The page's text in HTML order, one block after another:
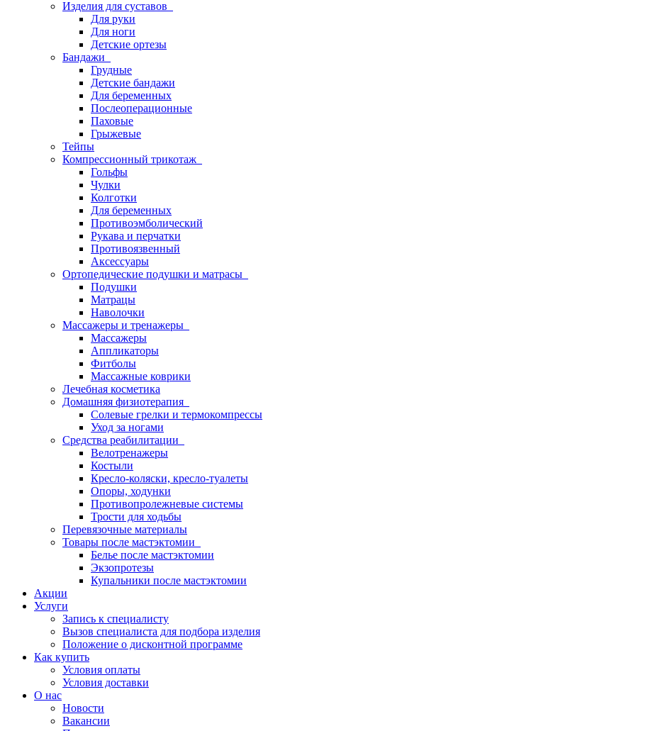
Изделия для суставов
Для руки
Для ноги
Детские ортезы
Бандажи
Грудные
Детские бандажи
Для беременных
Послеоперационные
Паховые
Грыжевые
Тейпы
Компрессионный трикотаж
Гольфы
Чулки
Колготки
Для беременных
Противоэмболический
Рукава и перчатки
Противоязвенный
Аксессуары
Ортопедические подушки и матрасы
Подушки
Матрацы
Наволочки
Массажеры и тренажеры
Массажеры
Аппликаторы
Фитболы
Массажные коврики
Лечебная косметика
Домашняя физиотерапия
Солевые грелки и термокомпрессы
Уход за ногами
Средства реабилитации
Велотренажеры
Костыли
Кресло-коляски, кресло-туалеты
Опоры, ходунки
Противопролежневые системы
Трости для ходьбы
Перевязочные материалы
Товары после мастэктомии
Белье после мастэктомии
Экзопротезы
Купальники после мастэктомии
Акции
Услуги
Запись к специалисту
Вызов специалиста для подбора изделия
Положение о дисконтной программе
Как купить
Условия оплаты
Условия доставки
О нас
Новости
Вакансии